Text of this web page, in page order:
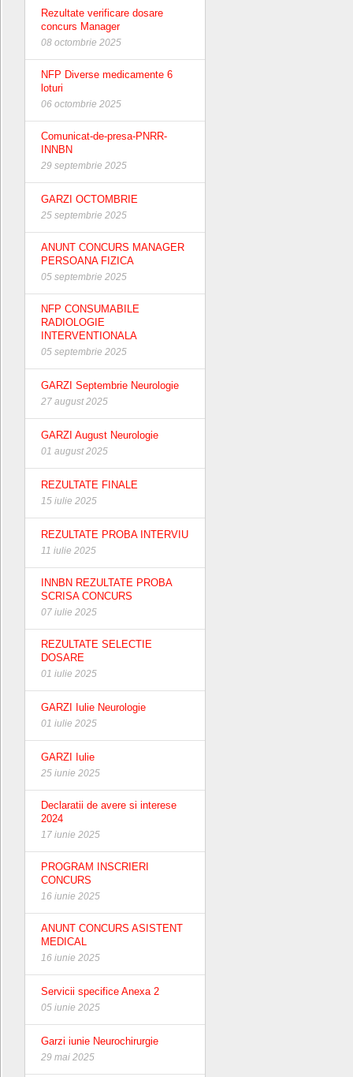
Rezultate verificare dosare
concurs Manager
08 octombrie 2025
NFP Diverse medicamente 6
loturi
06 octombrie 2025
Comunicat-de-presa-PNRR-
INNBN
29 septembrie 2025
GARZI OCTOMBRIE
25 septembrie 2025
ANUNT CONCURS MANAGER
PERSOANA FIZICA
05 septembrie 2025
NFP CONSUMABILE
RADIOLOGIE
INTERVENTIONALA
05 septembrie 2025
GARZI Septembrie Neurologie
27 august 2025
GARZI August Neurologie
01 august 2025
REZULTATE FINALE
15 iulie 2025
REZULTATE PROBA INTERVIU
11 iulie 2025
INNBN REZULTATE PROBA
SCRISA CONCURS
07 iulie 2025
REZULTATE SELECTIE
DOSARE
01 iulie 2025
GARZI Iulie Neurologie
01 iulie 2025
GARZI Iulie
25 iunie 2025
Declaratii de avere si interese
2024
17 iunie 2025
PROGRAM INSCRIERI
CONCURS
16 iunie 2025
ANUNT CONCURS ASISTENT
MEDICAL
16 iunie 2025
Servicii specifice Anexa 2
05 iunie 2025
Garzi iunie Neurochirurgie
29 mai 2025